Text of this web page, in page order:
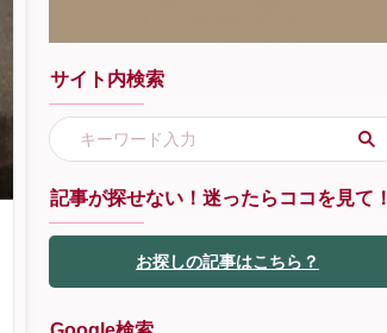
サイト内検索
記事が探せない！迷ったらココを見て！
お探しの記事はこちら？